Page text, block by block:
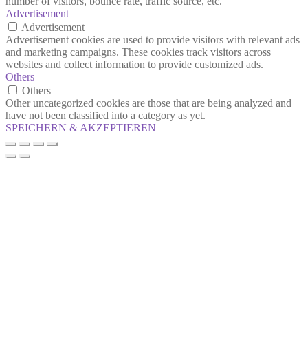
Advertisement
Advertisement
Advertisement cookies are used to provide visitors with relevant ads
and marketing campaigns. These cookies track visitors across
websites and collect information to provide customized ads.
Others
Others
Other uncategorized cookies are those that are being analyzed and
have not been classified into a category as yet.
SPEICHERN & AKZEPTIEREN